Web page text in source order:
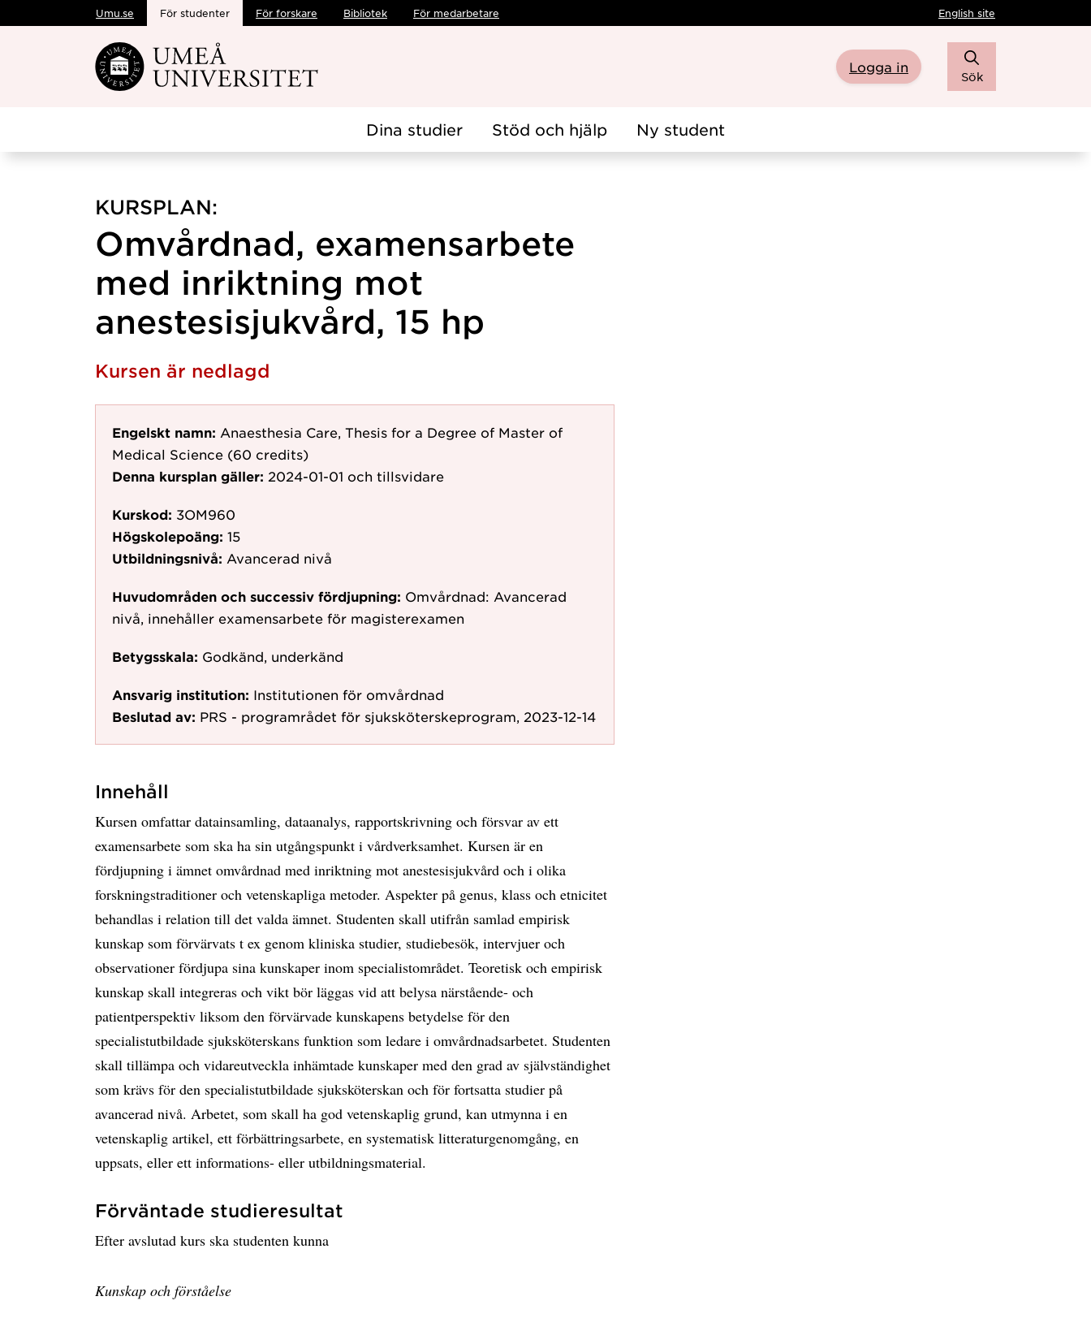
Hoppa direkt till innehållet
Umu.se För studenter För forskare Bibliotek För medarbetare English site
Logga in
Sök
Dina studier Stöd och hjälp Ny student
KURSPLAN:
Omvårdnad, examensarbete
med inriktning mot
anestesisjukvård, 15 hp
Kursen är nedlagd
Engelskt namn: Anaesthesia Care, Thesis for a Degree of Master of
Medical Science (60 credits)
Denna kursplan gäller: 2024-01-01 och tillsvidare
Kurskod: 3OM960
Högskolepoäng: 15
Utbildningsnivå: Avancerad nivå
Huvudområden och successiv fördjupning: Omvårdnad: Avancerad
nivå, innehåller examensarbete för magisterexamen
Betygsskala: Godkänd, underkänd
Ansvarig institution: Institutionen för omvårdnad
Beslutad av: PRS - programrådet för sjuksköterskeprogram, 2023-12-14
Innehåll
Kursen omfattar datainsamling, dataanalys, rapportskrivning och försvar av ett
examensarbete som ska ha sin utgångspunkt i vårdverksamhet. Kursen är en
fördjupning i ämnet omvårdnad med inriktning mot anestesisjukvård och i olika
forskningstraditioner och vetenskapliga metoder. Aspekter på genus, klass och etnicitet
behandlas i relation till det valda ämnet. Studenten skall utifrån samlad empirisk
kunskap som förvärvats t ex genom kliniska studier, studiebesök, intervjuer och
observationer fördjupa sina kunskaper inom specialistområdet. Teoretisk och empirisk
kunskap skall integreras och vikt bör läggas vid att belysa närstående- och
patientperspektiv liksom den förvärvade kunskapens betydelse för den
specialistutbildade sjuksköterskans funktion som ledare i omvårdnadsarbetet. Studenten
skall tillämpa och vidareutveckla inhämtade kunskaper med den grad av självständighet
som krävs för den specialistutbildade sjuksköterskan och för fortsatta studier på
avancerad nivå. Arbetet, som skall ha god vetenskaplig grund, kan utmynna i en
vetenskaplig artikel, ett förbättringsarbete, en systematisk litteraturgenomgång, en
uppsats, eller ett informations- eller utbildningsmaterial.
Förväntade studieresultat
Efter avslutad kurs ska studenten kunna
Kunskap och förståelse